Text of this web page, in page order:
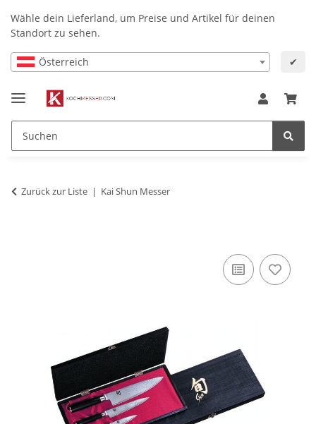
Wähle dein Lieferland, um Preise und Artikel für deinen
Standort zu sehen.
Österreich ✔
Zurück zur Liste Kai Shun Messer